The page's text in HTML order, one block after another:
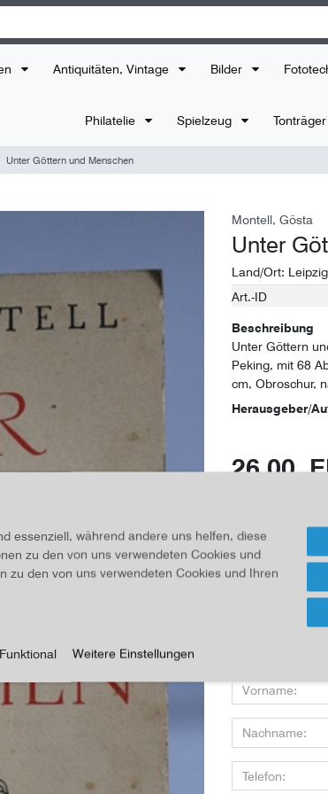
Antiquitäten, Vintage Bilder
Philatelie Spielzeug Tonträger
Unter Göttern und Menschen
Montell, Gösta
Unter
Land/Ort: Leipzig
Technisches
Wert
Art.-ID
Beschreibung
Unter Göttern
Peking, mit 68
cm, Obroschur,
Herausgeber/
26,00
Für Infos
Wenn Sie den
essenziell, während andere uns helfen, diese
zu den von uns verwendeten Cookies und
zu den von uns verwendeten Cookies und Ihren
Funktional Weitere Einstellungen